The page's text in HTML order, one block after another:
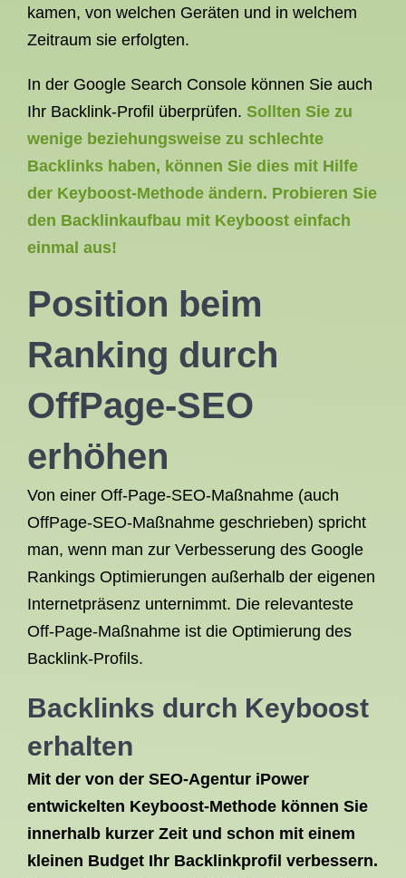
kamen, von welchen Geräten und in welchem
Zeitraum sie erfolgten.
In der Google Search Console können Sie auch
Ihr Backlink-Profil überprüfen. Sollten Sie zu
wenige beziehungsweise zu schlechte
Backlinks haben, können Sie dies mit Hilfe
der Keyboost-Methode ändern. Probieren Sie
den Backlinkaufbau mit Keyboost einfach
einmal aus!
Position beim
Ranking durch
OffPage-SEO
erhöhen
Von einer Off-Page-SEO-Maßnahme (auch
OffPage-SEO-Maßnahme geschrieben) spricht
man, wenn man zur Verbesserung des Google
Rankings Optimierungen außerhalb der eigenen
Internetpräsenz unternimmt. Die relevanteste
Off-Page-Maßnahme ist die Optimierung des
Backlink-Profils.
Backlinks durch Keyboost
erhalten
Mit der von der SEO-Agentur iPower
entwickelten Keyboost-Methode können Sie
innerhalb kurzer Zeit und schon mit einem
kleinen Budget Ihr Backlinkprofil verbessern.